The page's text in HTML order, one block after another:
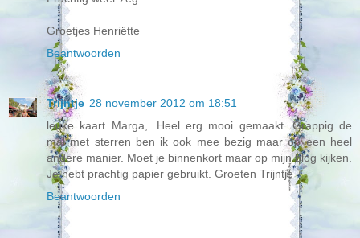
Groetjes Henriëtte
Beantwoorden
Trijntje 28 november 2012 om 18:51
leuke kaart Marga,. Heel erg mooi gemaakt. Grappig de
mal met sterren ben ik ook mee bezig maar op een heel
andere manier. Moet je binnenkort maar op mijn blog kijken.
Je hebt prachtig papier gebruikt. Groeten Trijntje
Beantwoorden